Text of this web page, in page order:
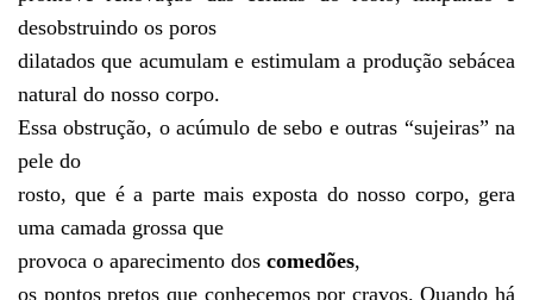
desobstruindo os poros
dilatados que acumulam e estimulam a produção sebácea
natural do nosso corpo.
Essa obstrução, o acúmulo de sebo e outras “sujeiras” na
pele do
rosto, que é a parte mais exposta do nosso corpo, gera
uma camada grossa que
provoca o aparecimento dos comedões,
os pontos pretos que conhecemos por cravos. Quando há